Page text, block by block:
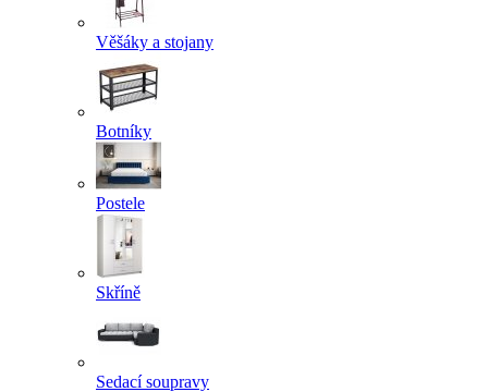
Věšáky a stojany
Botníky
Postele
Skříně
Sedací soupravy